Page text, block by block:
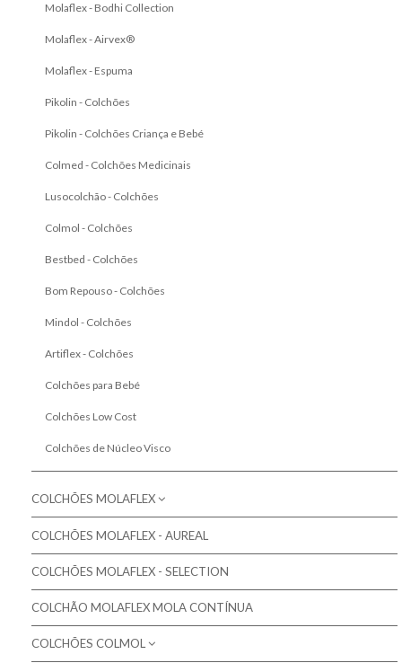
Molaflex - Bodhi Collection
Molaflex - Airvex®
Molaflex - Espuma
Pikolin - Colchões
Pikolin - Colchões Criança e Bebé
Colmed - Colchões Medicinais
Lusocolchão - Colchões
Colmol - Colchões
Bestbed - Colchões
Bom Repouso - Colchões
Mindol - Colchões
Artiflex - Colchões
Colchões para Bebé
Colchões Low Cost
Colchões de Núcleo Visco
COLCHÕES MOLAFLEX
Colchões Molaflex
Colchões Molaflex Fresh Cool
Colchões Molaflex Sensation
Colchões Molaflex Comfort
COLCHÕES MOLAFLEX - AUREAL
COLCHÕES MOLAFLEX - SELECTION
COLCHÃO MOLAFLEX MOLA CONTÍNUA
COLCHÕES COLMOL